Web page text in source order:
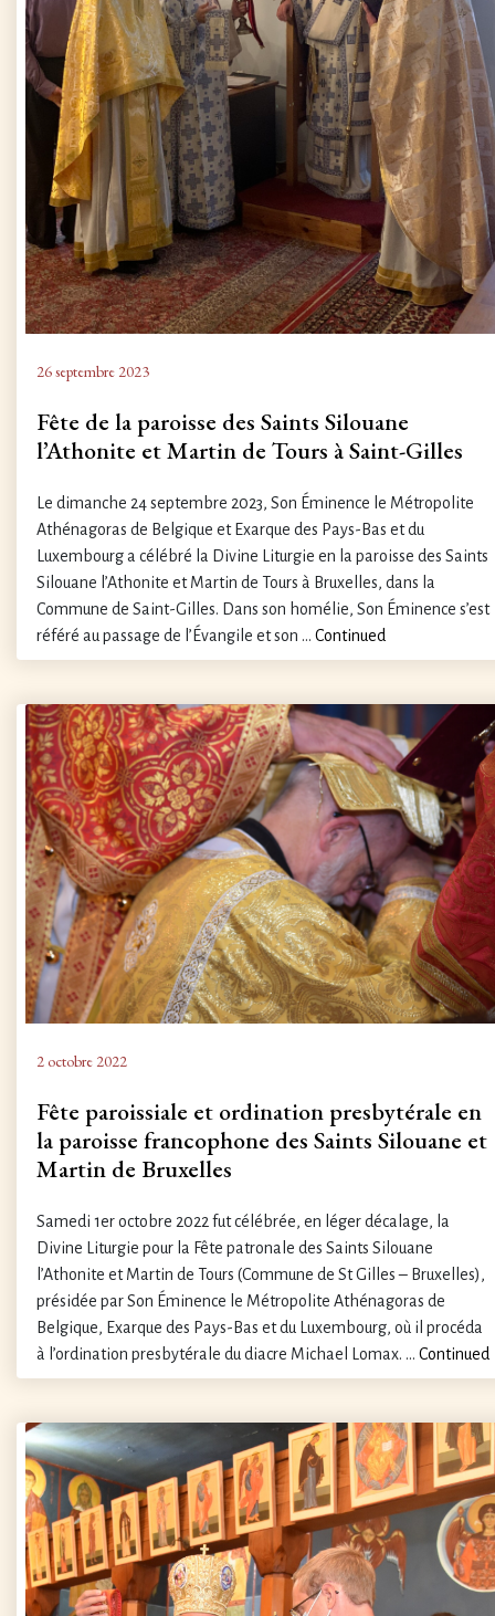
26 septembre 2023
Fête de la paroisse des Saints Silouane
l’Athonite et Martin de Tours à Saint-Gilles
Le dimanche 24 septembre 2023, Son Éminence le Métropolite
Athénagoras de Belgique et Exarque des Pays-Bas et du
Luxembourg a célébré la Divine Liturgie en la paroisse des Saints
Silouane l’Athonite et Martin de Tours à Bruxelles, dans la
Commune de Saint-Gilles. Dans son homélie, Son Éminence s’est
référé au passage de l’Évangile et son … Continued
2 octobre 2022
Fête paroissiale et ordination presbytérale en
la paroisse francophone des Saints Silouane et
Martin de Bruxelles
Samedi 1er octobre 2022 fut célébrée, en léger décalage, la
Divine Liturgie pour la Fête patronale des Saints Silouane
l’Athonite et Martin de Tours (Commune de St Gilles – Bruxelles),
présidée par Son Éminence le Métropolite Athénagoras de
Belgique, Exarque des Pays-Bas et du Luxembourg, où il procéda
à l’ordination presbytérale du diacre Michael Lomax. … Continued